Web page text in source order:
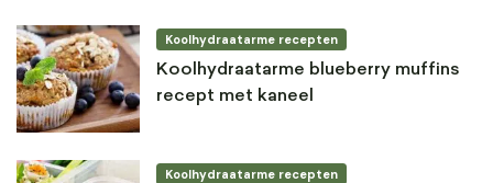
Koolhydraatarme recepten
Koolhydraatarme blueberry muffins
recept met kaneel
Koolhydraatarme recepten